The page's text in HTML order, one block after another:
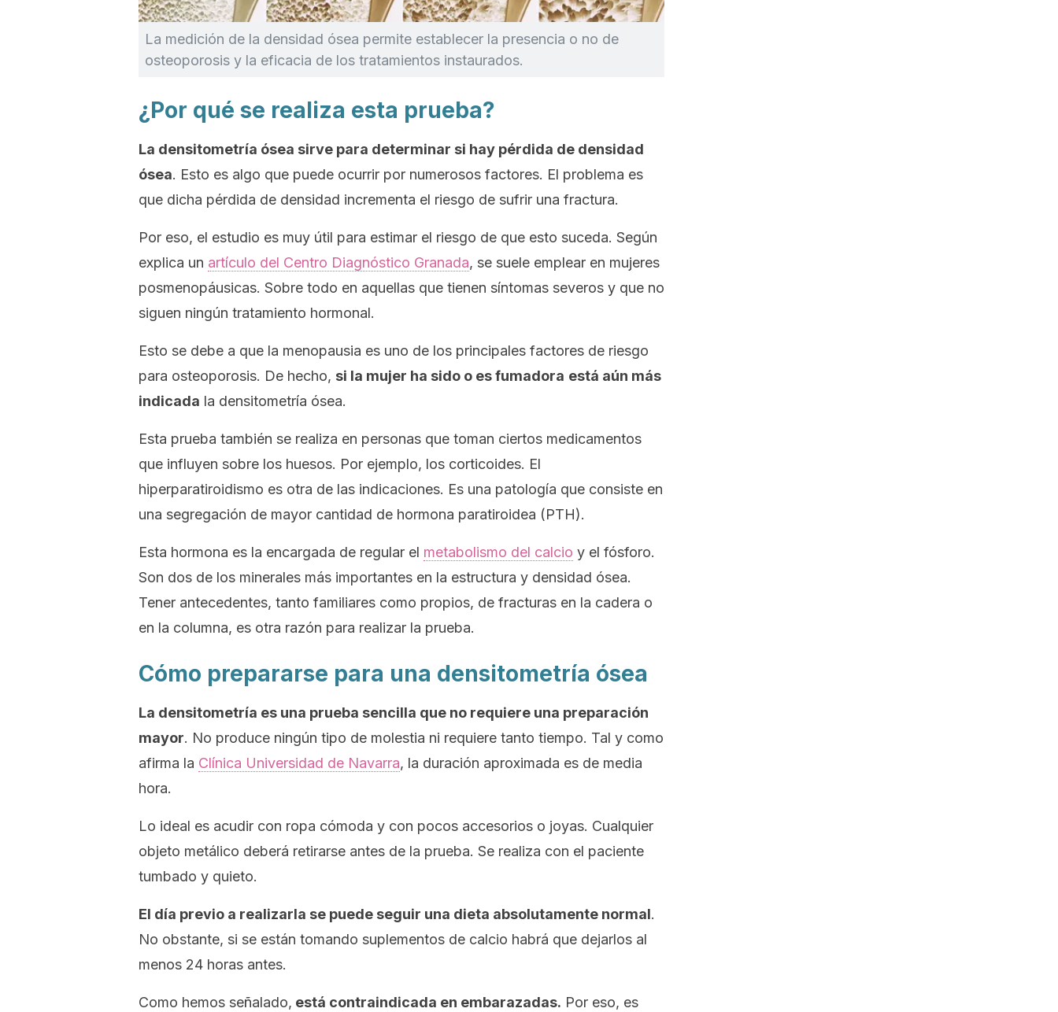
La medición de la densidad ósea permite establecer la presencia o no de
osteoporosis y la eficacia de los tratamientos instaurados.
¿Por qué se realiza esta prueba?
La densitometría ósea sirve para determinar si hay pérdida de densidad
ósea. Esto es algo que puede ocurrir por numerosos factores. El problema es
que dicha pérdida de densidad incrementa el riesgo de sufrir una fractura.
Por eso, el estudio es muy útil para estimar el riesgo de que esto suceda. Según
explica un artículo del Centro Diagnóstico Granada, se suele emplear en mujeres
posmenopáusicas. Sobre todo en aquellas que tienen síntomas severos y que no
siguen ningún tratamiento hormonal.
Esto se debe a que la menopausia es uno de los principales factores de riesgo
para osteoporosis. De hecho, si la mujer ha sido o es fumadora está aún más
indicada la densitometría ósea.
Esta prueba también se realiza en personas que toman ciertos medicamentos
que influyen sobre los huesos. Por ejemplo, los corticoides. El
hiperparatiroidismo es otra de las indicaciones. Es una patología que consiste en
una segregación de mayor cantidad de hormona paratiroidea (PTH).
Esta hormona es la encargada de regular el metabolismo del calcio y el fósforo.
Son dos de los minerales más importantes en la estructura y densidad ósea.
Tener antecedentes, tanto familiares como propios, de fracturas en la cadera o
en la columna, es otra razón para realizar la prueba.
Cómo prepararse para una densitometría ósea
La densitometría es una prueba sencilla que no requiere una preparación
mayor. No produce ningún tipo de molestia ni requiere tanto tiempo. Tal y como
afirma la Clínica Universidad de Navarra, la duración aproximada es de media
hora.
Lo ideal es acudir con ropa cómoda y con pocos accesorios o joyas. Cualquier
objeto metálico deberá retirarse antes de la prueba. Se realiza con el paciente
tumbado y quieto.
El día previo a realizarla se puede seguir una dieta absolutamente normal.
No obstante, si se están tomando suplementos de calcio habrá que dejarlos al
menos 24 horas antes.
Como hemos señalado, está contraindicada en embarazadas. Por eso, es